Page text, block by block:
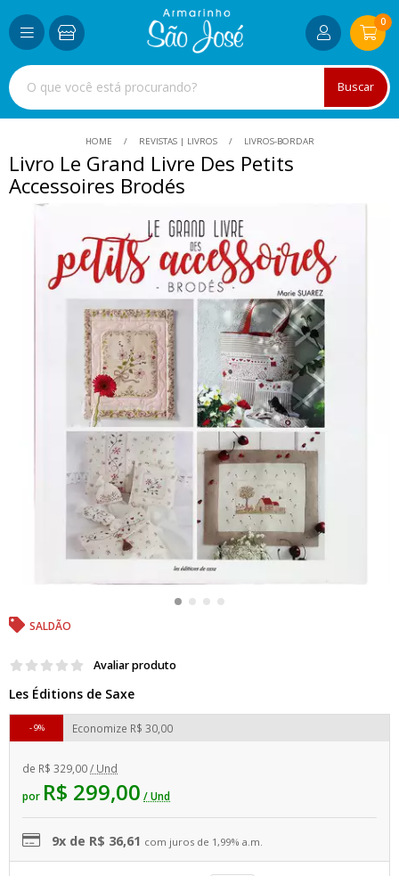
Buscar
0
HOME REVISTAS | LIVROS LIVROS-BORDAR
Livro Le Grand Livre Des Petits
Accessoires Brodés
SALDÃO
Avaliar produto
Les Éditions de Saxe
de R$ 329,00/ Und
por R$ 299,00 / Und
Economize R$ 30,00
9%
9x de R$ 36,61 com juros de 1,99% a.m.